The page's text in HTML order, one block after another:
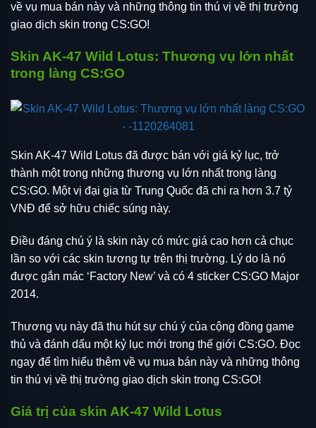
về vụ mua bán này và những thông tin thú vị về thị trường
giao dịch skin trong CS:GO!
Skin AK-47 Wild Lotus: Thương vụ lớn nhất
trong làng CS:GO
Skin AK-47 Wild Lotus đã được bán với giá kỷ lục, trở
thành một trong những thương vụ lớn nhất trong làng
CS:GO. Một vị đại gia từ Trung Quốc đã chi ra hơn 3.7 tỷ
VNĐ để sở hữu chiếc súng này.
Điều đáng chú ý là skin này có mức giá cao hơn cả chục
lần so với các skin tương tự trên thị trường. Lý do là nó
được gắn mác ‘Factory New’ và có 4 sticker CS:GO Major
2014.
Thương vụ này đã thu hút sự chú ý của cộng đồng game
thủ và đánh dấu một kỷ lục mới trong thế giới CS:GO. Đọc
ngay để tìm hiểu thêm về vụ mua bán này và những thông
tin thú vị về thị trường giao dịch skin trong CS:GO!
Giá trị của skin AK-47 Wild Lotus